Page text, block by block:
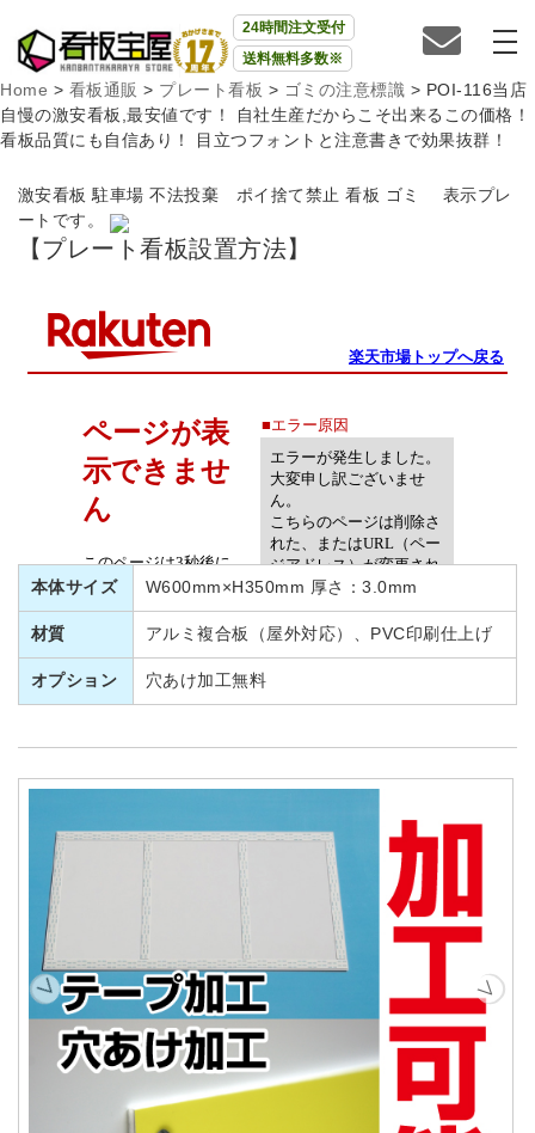
24時間注文受付
送料無料多数※
Home > 看板通販 > プレート看板 > ゴミの注意標識 > POI-116当店
自慢の激安看板,最安値です！ 自社生産だからこそ出来るこの価格！
看板品質にも自信あり！ 目立つフォントと注意書きで効果抜群！
激安看板 駐車場 不法投棄 ポイ捨て禁止 看板 ゴミ 表示プレ
ートです。
【プレート看板設置方法】
本体サイズ W600mm×H350mm 厚さ：3.0mm
材質 アルミ複合板（屋外対応）、PVC印刷仕上げ
オプション 穴あけ加工無料